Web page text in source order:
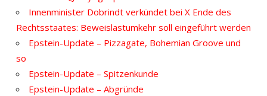
Innenminister Dobrindt verkündet bei X Ende des
Rechtsstaates: Beweislastumkehr soll eingeführt werden
Epstein-Update – Pizzagate, Bohemian Groove und
so
Epstein-Update – Spitzenkunde
Epstein-Update – Abgründe